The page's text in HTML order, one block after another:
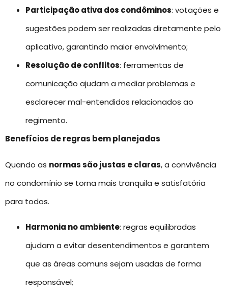
Participação ativa dos condôminos: votações e
sugestões podem ser realizadas diretamente pelo
aplicativo, garantindo maior envolvimento;
Resolução de conflitos: ferramentas de
comunicação ajudam a mediar problemas e
esclarecer mal-entendidos relacionados ao
regimento.
Benefícios de regras bem planejadas
Quando as normas são justas e claras, a convivência
no condomínio se torna mais tranquila e satisfatória
para todos.
Harmonia no ambiente: regras equilibradas
ajudam a evitar desentendimentos e garantem
que as áreas comuns sejam usadas de forma
responsável;